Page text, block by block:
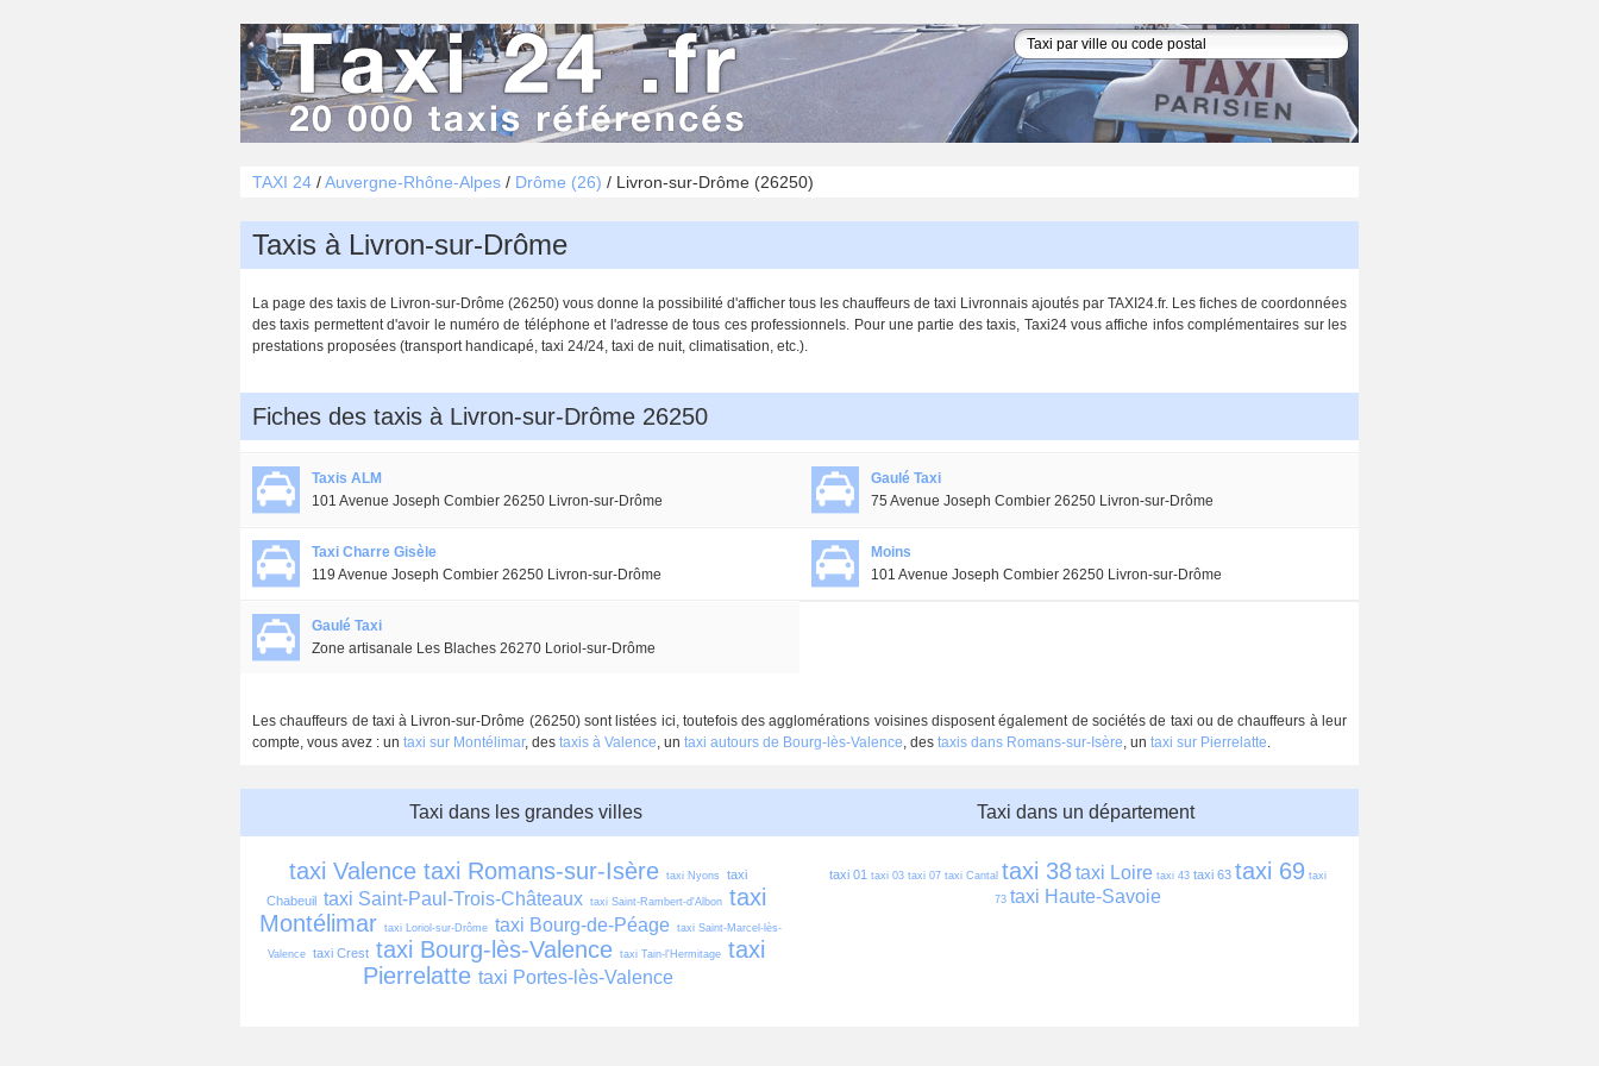
TAXI 24 /Auvergne-Rhône-Alpes / Drôme (26) / Livron-sur-Drôme (26250)
Taxis à Livron-sur-Drôme
La page des taxis de Livron-sur-Drôme (26250) vous donne la possibilité d'afficher tous les chauffeurs de taxi Livronnais ajoutés par TAXI24.fr. Les fiches de coordonnées
des taxis permettent d'avoir le numéro de téléphone et l'adresse de tous ces professionnels. Pour une partie des taxis, Taxi24 vous affiche infos complémentaires sur les
prestations proposées (transport handicapé, taxi 24/24, taxi de nuit, climatisation, etc.).
Fiches des taxis à Livron-sur-Drôme 26250
Taxis ALM
101 Avenue Joseph Combier 26250 Livron-sur-Drôme
Taxi Charre Gisèle
119 Avenue Joseph Combier 26250 Livron-sur-Drôme
Gaulé Taxi
Zone artisanale Les Blaches 26270 Loriol-sur-Drôme
Gaulé Taxi
75 Avenue Joseph Combier 26250 Livron-sur-Drôme
Moins
101 Avenue Joseph Combier 26250 Livron-sur-Drôme
Les chauffeurs de taxi à Livron-sur-Drôme (26250) sont listées ici, toutefois des agglomérations voisines disposent également de sociétés de taxi ou de chauffeurs à leur
compte, vous avez : un taxi sur Montélimar, des taxis à Valence, un taxi autours de Bourg-lès-Valence, des taxis dans Romans-sur-Isère, un taxi sur Pierrelatte.
Taxi dans les grandes villes
taxi Valence taxi Romans-sur-Isère taxi Nyons
taxi
Chabeuil taxi Saint-Paul-Trois-Châteaux taxi Saint-Rambert-d'Albon taxi
Montélimar
taxi Loriol-sur-Drôme taxi Bourg-de-Péage taxi Saint-Marcel-lès-
Valence taxi Crest taxi Bourg-lès-Valence taxi Tain-l'Hermitage taxi
Pierrelatte taxi Portes-lès-Valence
Taxi dans un département
taxi 01 taxi 03 taxi 07 taxi Cantal taxi 38 taxi Loire taxi 43 taxi 63 taxi 69 taxi
73 taxi Haute-Savoie